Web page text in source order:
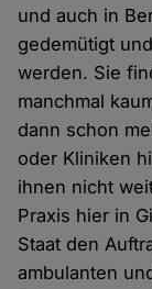
und auch in
gedemütigt
werden. Sie
manchmal
dann schon
oder Kliniken
ihnen nicht
Praxis hier in
Staat den
ambulanten